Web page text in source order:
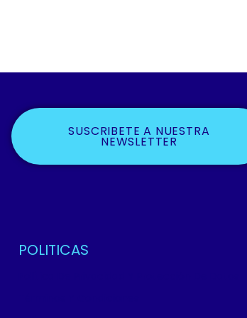
SUSCRIBETE A NUESTRA
NEWSLETTER
POLITICAS